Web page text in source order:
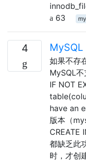
63
4 MySQL
如果不存
MySQL
IF NOT
have an
版本（
CREATE
都缺乏此
时，才创